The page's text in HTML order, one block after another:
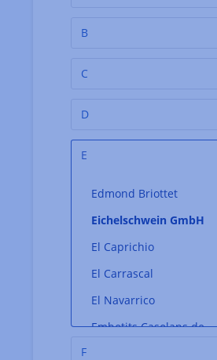
B
C
D
E
Edmond Briottet
Eichelschwein GmbH
El Caprichio
El Carrascal
El Navarrico
Embotits Casolans de
Planoles
F